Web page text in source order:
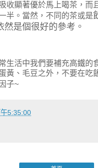
收顯著優於馬上喝茶，而
半。當然，不同的茶或是
然是個很好的參考。
生活中我們要補充高鐵的
黃、毛豆之外，不要在吃
子~
午5:35:00